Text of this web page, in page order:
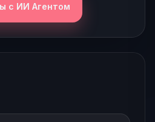
с ИИ Агентом